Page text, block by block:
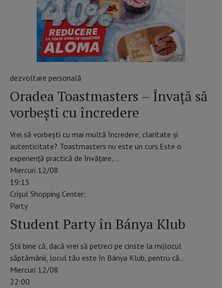
dezvoltare personală
Oradea Toastmasters – Învață să
vorbești cu încredere
Vrei să vorbești cu mai multă încredere, claritate și
autenticitate? Toastmasters nu este un curs.Este o
experiență practică de învățare,…
Miercuri 12/08
19:15
Crișul Shopping Center;
Party
Student Party în Bánya Klub
Știi bine că, dacă vrei să petreci pe cinste la mijlocul
săptămânii, locul tău este în Bánya Klub, pentru că…
Miercuri 12/08
22:00